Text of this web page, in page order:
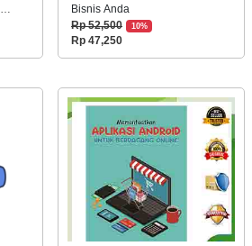
Bisnis Anda
Rp 52,500
10%
Rp 47,250